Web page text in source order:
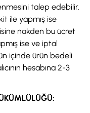
talep edebilir.
ile yapmış ise
nakden bu ücret
ise ve iptal
içinde ürün bedeli
hesabına 2-3